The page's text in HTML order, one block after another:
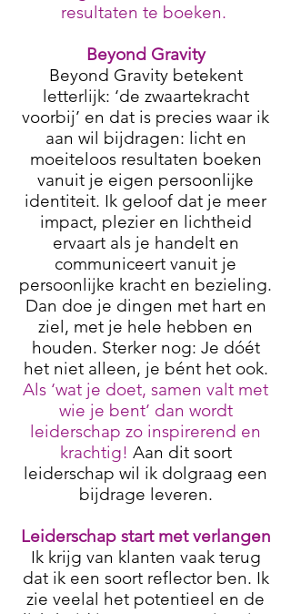
resultaten te boeken.
Beyond Gravity
Beyond Gravity betekent
letterlijk: ‘de zwaartekracht
voorbij’ en dat is precies waar ik
aan wil bijdragen: licht en
moeiteloos resultaten boeken
vanuit je eigen persoonlijke
identiteit. Ik geloof dat je meer
impact, plezier en lichtheid
ervaart als je handelt en
communiceert vanuit je
persoonlijke kracht en bezieling.
Dan doe je dingen met hart en
ziel, met je hele hebben en
houden. Sterker nog: Je dóét
het niet alleen, je bént het ook.
Als ‘wat je doet, samen valt met
wie je bent’ dan wordt
leiderschap zo inspirerend en
krachtig! Aan dit soort
leiderschap wil ik dolgraag een
bijdrage leveren.
Leiderschap start met verlangen
Ik krijg van klanten vaak terug
dat ik een soort reflector ben. Ik
zie veelal het potentieel en de